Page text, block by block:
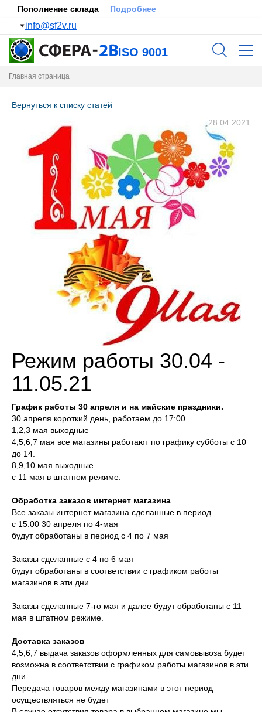
Пополнение склада Подробнее
info@sf2v.ru
ISO 9001
Главная страница
Вернуться к списку статей
28.04.2021
Режим работы 30.04 -
11.05.21
График работы 30 апреля и на майские праздники.
30 апреля короткий день, работаем до 17:00.
1,2,3 мая выходные
4,5,6,7 мая все магазины работают по графику субботы с 10
до 14.
8,9,10 мая выходные
с 11 мая в штатном режиме.
Обработка заказов интернет магазина
Все заказы интернет магазина сделанные в период
с 15:00 30 апреля по 4-мая
будут обработаны в период с 4 по 7 мая
Заказы сделанные с 4 по 6 мая
будут обработаны в соответствии с графиком работы
магазинов в эти дни.
Заказы сделанные 7-го мая и далее будут обработаны с 11
мая в штатном режиме.
Доставка заказов
4,5,6,7 выдача заказов оформленных для самовывоза будет
возможна в соответствии с графиком работы магазинов в эти
дни.
Передача товаров между магазинами в этот период
осуществляться не будет